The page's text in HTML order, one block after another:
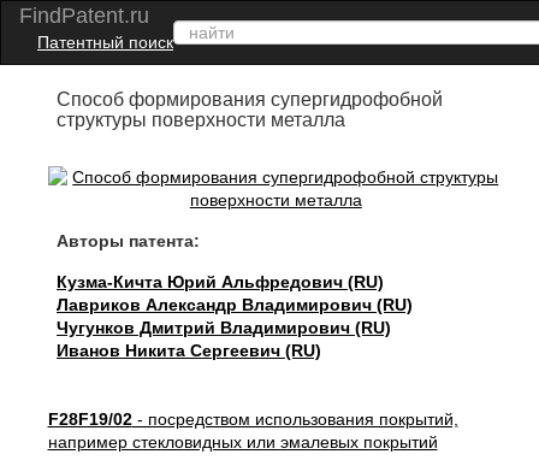
FindPatent.ru
Патентный поиск
Способ формирования супергидрофобной
структуры поверхности металла
Авторы патента:
Кузма-Кичта Юрий Альфредович (RU)
Лавриков Александр Владимирович (RU)
Чугунков Дмитрий Владимирович (RU)
Иванов Никита Сергеевич (RU)
F28F19/02- посредством использования покрытий,
например стекловидных или эмалевых покрытий